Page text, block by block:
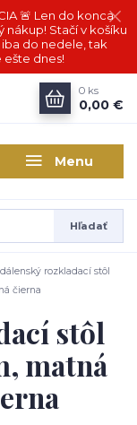
🚨 Len do konca
nákup! Stačí v košíku
iba do nedele, tak
ešte dnes!
Menu
Hľadať
0 ks
0,00 €
rozkladací stôl
čierna
stôl
matná